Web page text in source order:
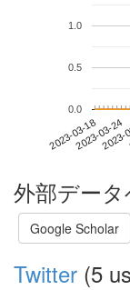
2023-03-182023-03-24
0.0
0.5
1.0
外部デー
Google Scholar
Twitter (5